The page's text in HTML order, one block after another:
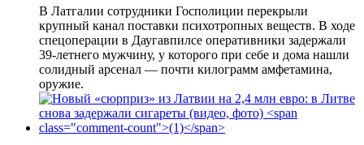
В Латгалии сотрудники Госполиции перекрыли
крупный канал поставки психотропных веществ. В ходе
спецоперации в Даугавпилсе оперативники задержали
39-летнего мужчину, у которого при себе и дома нашли
солидный арсенал — почти килограмм амфетамина,
оружие.